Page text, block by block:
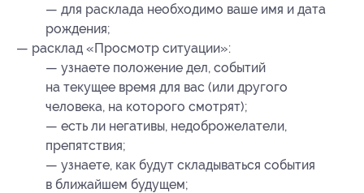
— для расклада необходимо ваше имя и дата
рождения;
— расклад «Просмотр ситуации»:
— узнаете положение дел, событий
на текущее время для вас (или другого
человека, на которого смотрят);
— есть ли негативы, недоброжелатели,
препятствия;
— узнаете, как будут складываться события
в ближайшем будущем;